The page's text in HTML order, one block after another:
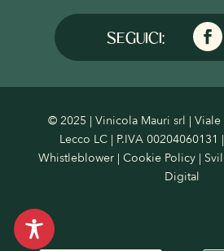
© 2025 | Vinicola Mauri srl | Viale
Lecco LC | P.IVA 00204060131 |
Whistleblower |Cookie Policy |
Digital